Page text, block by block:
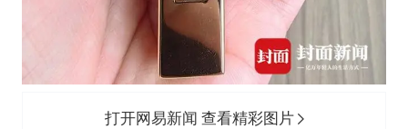
打开网易新闻 查看精彩图片